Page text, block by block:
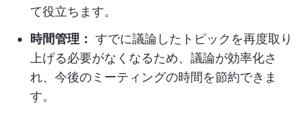
て役立ちます。
時間管理： すでに議論したトピックを再度取り
上げる必要がなくなるため、議論が効率化さ
れ、今後のミーティングの時間を節約できま
す。